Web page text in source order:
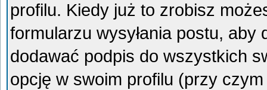
profilu. Kiedy już to zrobisz
formularzu wysyłania postu,
dodawać podpis do wszystkich
opcję w swoim profilu (przy